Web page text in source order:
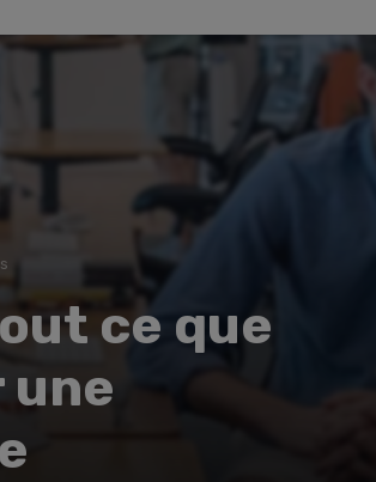
ce que
une